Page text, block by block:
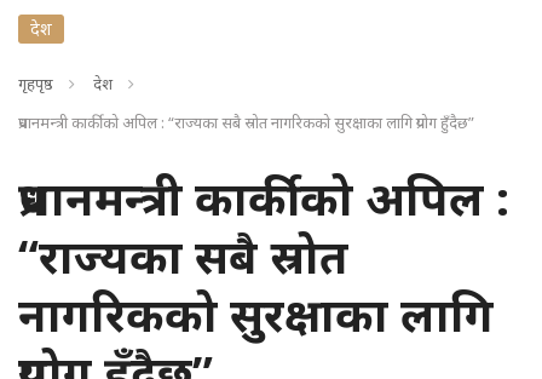
देश
गृहपृष्ठ
देश
प्रधानमन्त्री कार्कीको अपिल : “राज्यका सबै स्रोत नागरिकको सुरक्षाका लागि प्रयोग हुँदैछ”
प्रधानमन्त्री कार्कीको अपिल :
“राज्यका सबै स्रोत
नागरिकको सुरक्षाका लागि